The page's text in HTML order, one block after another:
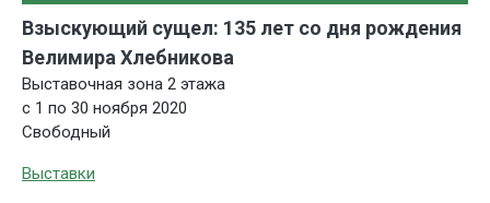
Взыскующий сущел: 135 лет со дня рождения
Велимира Хлебникова
Выставочная зона 2 этажа
c 1 по 30 ноября 2020
Свободный
Выставки